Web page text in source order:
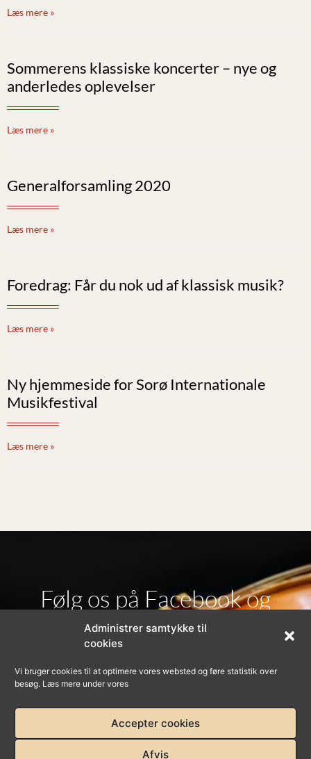
Administrer samtykke til
cookies
Vi bruger cookies til at optimere vores websted og føre statistik over
besøg. Læs mere under vores
Accepter cookies
Afvis
Læs mere »
Sommerens klassiske koncerter – nye og
anderledes oplevelser
Læs mere »
Generalforsamling 2020
Læs mere »
Foredrag: Får du nok ud af klassisk musik?
Læs mere »
Ny hjemmeside for Sorø Internationale
Musikfestival
Læs mere »
Følg os på Facebook og
Instagram
–